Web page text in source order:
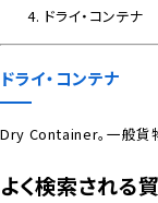
IR情報
最新情報
ドライ・コンテナ
ドライ・コンテナ
Dry Container。一般貨
よく検索される